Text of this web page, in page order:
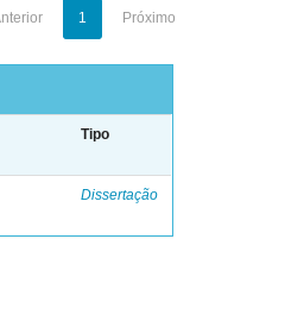
1 Próximo
Tipo
Dissertação